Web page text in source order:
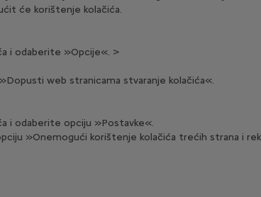
će korištenje kolačića.
i odaberite »Opcije«. >
web stranicama stvaranje kolačića«.
i odaberite opciju »Postavke«.
»Onemogući korištenje kolačića trećih strana i